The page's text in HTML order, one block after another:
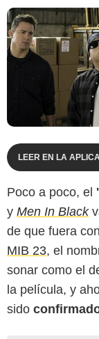
LEER EN LA
Poco a poco, el
y Men In Black
de que fuera
MIB 23, el
sonar como el
la película, y
sido